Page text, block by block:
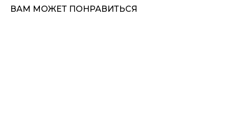
ВАМ МОЖЕТ ПОНРАВИТЬСЯ